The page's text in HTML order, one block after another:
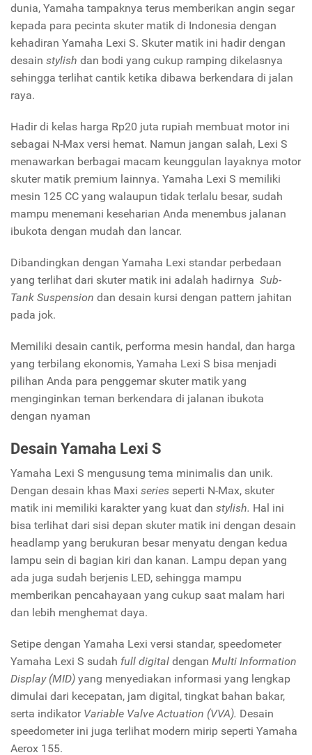
dunia, Yamaha tampaknya terus memberikan angin segar
kepada para pecinta skuter matik di Indonesia dengan
kehadiran Yamaha Lexi S. Skuter matik ini hadir dengan
desain stylish dan bodi yang cukup ramping dikelasnya
sehingga terlihat cantik ketika dibawa berkendara di jalan
raya.
Hadir di kelas harga Rp20 juta rupiah membuat motor ini
sebagai N-Max versi hemat. Namun jangan salah, Lexi S
menawarkan berbagai macam keunggulan layaknya motor
skuter matik premium lainnya. Yamaha Lexi S memiliki
mesin 125 CC yang walaupun tidak terlalu besar, sudah
mampu menemani keseharian Anda menembus jalanan
ibukota dengan mudah dan lancar.
Dibandingkan dengan Yamaha Lexi standar perbedaan
yang terlihat dari skuter matik ini adalah hadirnya Sub-
Tank Suspension dan desain kursi dengan pattern jahitan
pada jok.
Memiliki desain cantik, performa mesin handal, dan harga
yang terbilang ekonomis, Yamaha Lexi S bisa menjadi
pilihan Anda para penggemar skuter matik yang
menginginkan teman berkendara di jalanan ibukota
dengan nyaman
Desain Yamaha Lexi S
Yamaha Lexi S mengusung tema minimalis dan unik.
Dengan desain khas Maxi series seperti N-Max, skuter
matik ini memiliki karakter yang kuat dan stylish. Hal ini
bisa terlihat dari sisi depan skuter matik ini dengan desain
headlamp yang berukuran besar menyatu dengan kedua
lampu sein di bagian kiri dan kanan. Lampu depan yang
ada juga sudah berjenis LED, sehingga mampu
memberikan pencahayaan yang cukup saat malam hari
dan lebih menghemat daya.
Setipe dengan Yamaha Lexi versi standar, speedometer
Yamaha Lexi S sudah full digital dengan Multi Information
Display (MID) yang menyediakan informasi yang lengkap
dimulai dari kecepatan, jam digital, tingkat bahan bakar,
serta indikator Variable Valve Actuation (VVA). Desain
speedometer ini juga terlihat modern mirip seperti Yamaha
Aerox 155.